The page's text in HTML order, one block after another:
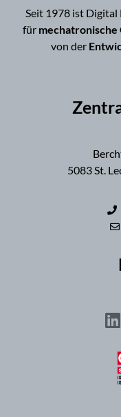
Seit 1978 ist
für mechatronische
von der
5083 St.